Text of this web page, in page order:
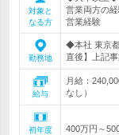
対象と
なる方
営業両方の
営業経験
勤務地
◆本社 東京
直後】上記
給与
月給：
なし）
初年度
400万円～